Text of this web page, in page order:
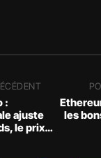
:
ajuste
le prix
les